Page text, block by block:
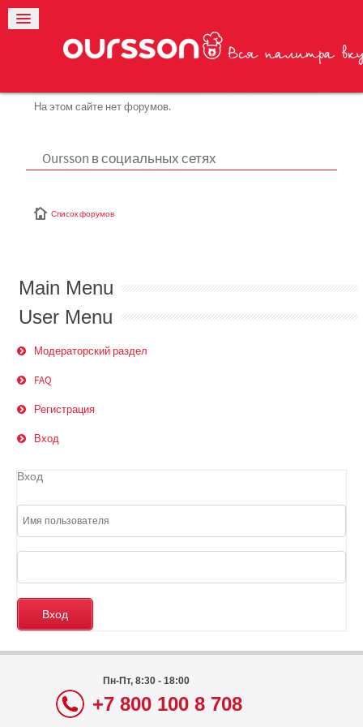
На этом сайте нет форумов.
Oursson в социальных сетях
Список форумов
Main Menu
User Menu
Модераторский раздел
FAQ
Регистрация
Вход
Вход
Пн-Пт, 8:30 - 18:00
+7 800 100 8 708